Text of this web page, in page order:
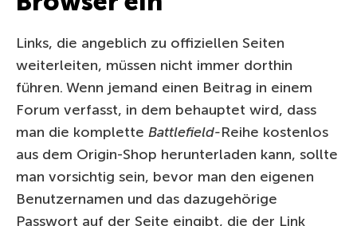
Links, die angeblich zu offiziellen Seiten
weiterleiten, müssen nicht immer dorthin
führen. Wenn jemand einen Beitrag in einem
Forum verfasst, in dem behauptet wird, dass
man die komplette Battlefield-Reihe kostenlos
aus dem Origin-Shop herunterladen kann, sollte
man vorsichtig sein, bevor man den eigenen
Benutzernamen und das dazugehörige
Passwort auf der Seite eingibt, die der Link